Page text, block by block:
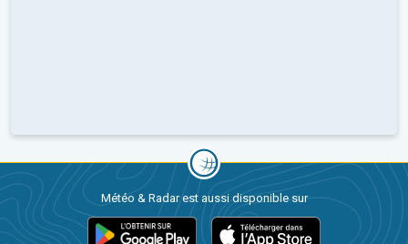
Météo & Radar est aussi disponible sur